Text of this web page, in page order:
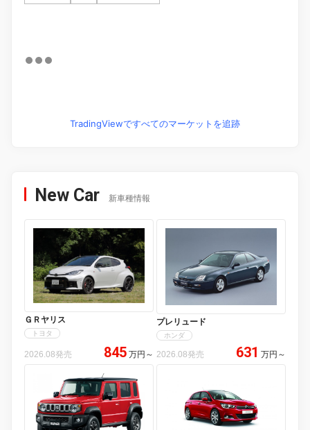
TradingViewですべてのマーケットを追跡
New Car 新車種情報
ＧＲヤリス
トヨタ
2026.08発売 845 万円 ～
プレリュード
ホンダ
2026.08発売 631 万円 ～